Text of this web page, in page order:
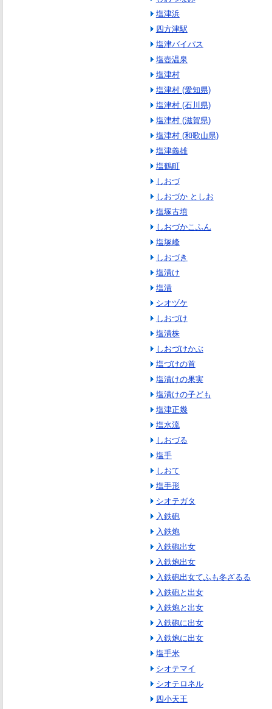
塩津浜
四方津駅
塩津バイパス
塩壺温泉
塩津村
塩津村 (愛知県)
塩津村 (石川県)
塩津村 (滋賀県)
塩津村 (和歌山県)
塩津義雄
塩鶴町
しおづ
しおづか としお
塩塚古墳
しおづかこふん
塩塚峰
しおづき
塩漬け
塩漬
シオヅケ
しおづけ
塩漬株
しおづけかぶ
塩づけの首
塩漬けの果実
塩漬けの子ども
塩津正幾
塩水流
しおづる
塩手
しおて
塩手形
シオテガタ
入鉄砲
入鉄炮
入鉄砲出女
入鉄炮出女
入鉄砲出女てふも冬ざるる
入鉄砲と出女
入鉄炮と出女
入鉄砲に出女
入鉄炮に出女
塩手米
シオテマイ
シオテロネル
四小天王